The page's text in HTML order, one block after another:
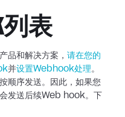
列表
品和解决方案， 请在您的
并设置Webhook处理。
顺序发送。因此，如果您
发送后续Web hook。下